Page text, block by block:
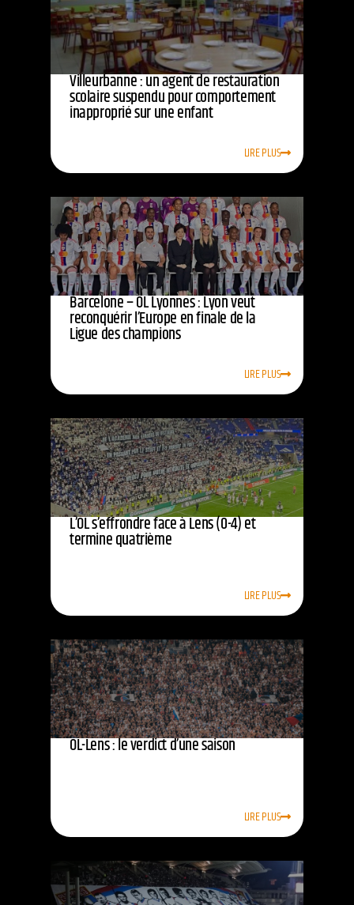
Villeurbanne : un agent de restauration
scolaire suspendu pour comportement
inapproprié sur une enfant
LIRE PLUS
Barcelone – OL Lyonnes : Lyon veut
reconquérir l’Europe en finale de la
Ligue des champions
LIRE PLUS
L’OL s’effrondre face à Lens (0-4) et
termine quatrième
LIRE PLUS
OL-Lens : le verdict d’une saison
LIRE PLUS